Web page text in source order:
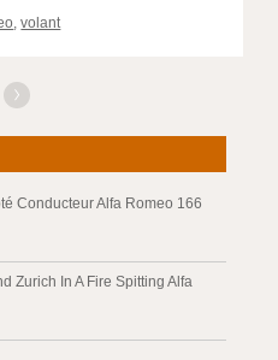
,volant
Conducteur Alfa Romeo 166
Zurich In A Fire Spitting Alfa